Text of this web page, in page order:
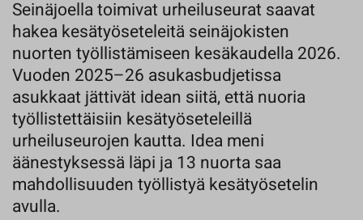
Seinäjoella toimivat urheiluseurat saavat
hakea kesätyöseteleitä seinäjokisten
nuorten työllistämiseen kesäkaudella 2026.
Vuoden 2025–26 asukasbudjetissa
asukkaat jättivät idean siitä, että nuoria
työllistettäisiin kesätyöseteleillä
urheiluseurojen kautta. Idea meni
äänestyksessä läpi ja 13 nuorta saa
mahdollisuuden työllistyä kesätyösetelin
avulla.